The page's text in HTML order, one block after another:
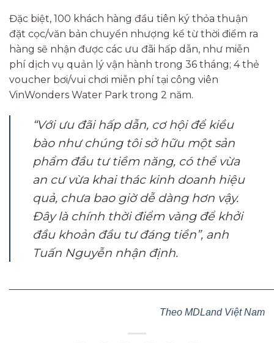
Đặc biệt, 100 khách hàng đầu tiên ký thỏa thuận
đặt cọc/văn bản chuyển nhượng kể từ thời điểm ra
hàng sẽ nhận được các ưu đãi hấp dẫn, như miễn
phí dịch vụ quản lý vận hành trong 36 tháng; 4 thẻ
voucher bơi/vui chơi miễn phí tại công viên
VinWonders Water Park trong 2 năm.
“Với ưu đãi hấp dẫn, cơ hội để kiều
bào như chúng tôi sở hữu một sản
phẩm đầu tư tiềm năng, có thể vừa
an cư vừa khai thác kinh doanh hiệu
quả, chưa bao giờ dễ dàng hơn vậy.
Đây là chính thời điểm vàng để khởi
đầu khoản đầu tư đáng tiền”, anh
Tuấn Nguyễn nhận định.
Theo MDLand Việt Nam